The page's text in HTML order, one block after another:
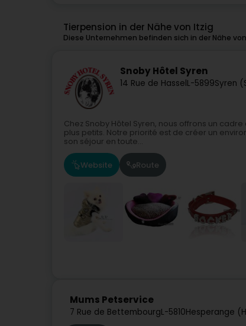
Tierpension in der Nähe von Itzig
Diese Unternehmen befinden sich in der Nähe
Snoby Hôtel Syren
14 Rue de HasselL-5899Syren
Chez Snoby Hôtel Syren, nous offrons un
plus petits. Notre priorité est de créer un
son séjour en toute...
Website Route
Mums Petservice
7 Rue de BettembourgL-5810Hesperange